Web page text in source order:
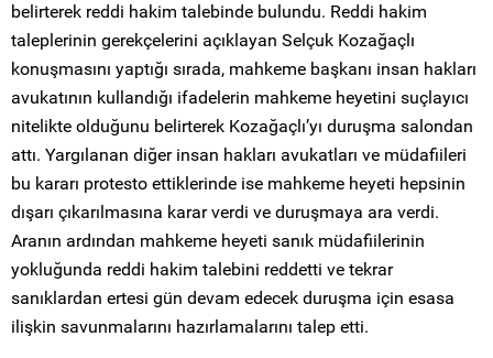
belirterek reddi hakim talebinde bulundu. Reddi hakim
taleplerinin gerekçelerini açıklayan Selçuk Kozağaçlı
konuşmasını yaptığı sırada, mahkeme başkanı insan hakları
avukatının kullandığı ifadelerin mahkeme heyetini suçlayıcı
nitelikte olduğunu belirterek Kozağaçlı’yı duruşma salondan
attı. Yargılanan diğer insan hakları avukatları ve müdafiileri
bu kararı protesto ettiklerinde ise mahkeme heyeti hepsinin
dışarı çıkarılmasına karar verdi ve duruşmaya ara verdi.
Aranın ardından mahkeme heyeti sanık müdafiilerinin
yokluğunda reddi hakim talebini reddetti ve tekrar
sanıklardan ertesi gün devam edecek duruşma için esasa
ilişkin savunmalarını hazırlamalarını talep etti.